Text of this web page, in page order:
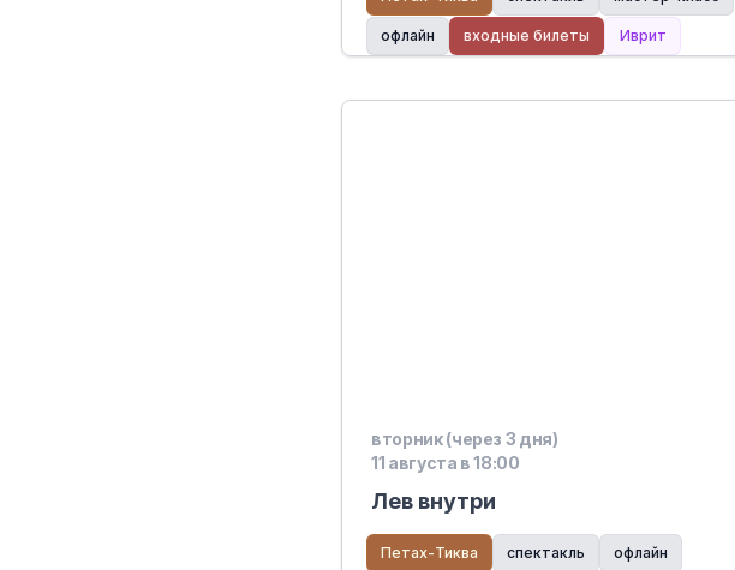
открытых дверей | Хадар Ганим,
Хадар ХаМошавот
офлайн входные билеты Иврит
вторник (через 3 дня)
11 августа в 18:00
Лев внутри
Петах-Тиква спектакль офлайн